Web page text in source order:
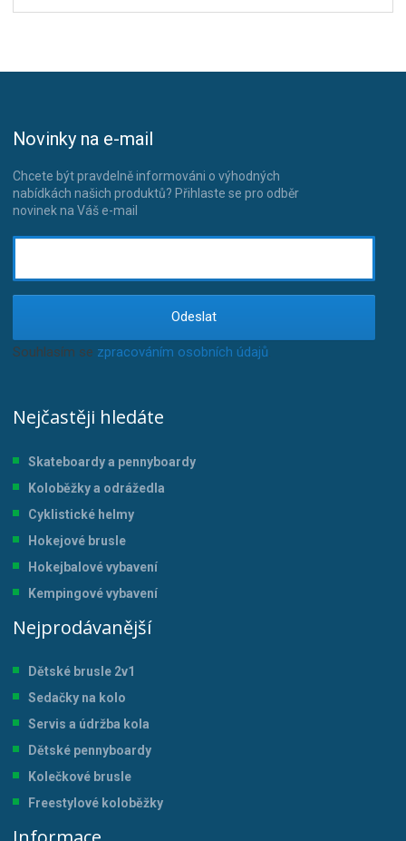
Novinky na e-mail
Chcete být pravdelně informováni o výhodných
nabídkách našich produktů? Přihlaste se pro odběr
novinek na Váš e-mail
Odeslat
Souhlasím se zpracováním osobních údajů.
Nejčastěji hledáte
Skateboardy a pennyboardy
Koloběžky a odrážedla
Cyklistické helmy
Hokejové brusle
Hokejbalové vybavení
Kempingové vybavení
Nejprodávanější
Dětské brusle 2v1
Sedačky na kolo
Servis a údržba kola
Dětské pennyboardy
Kolečkové brusle
Freestylové koloběžky